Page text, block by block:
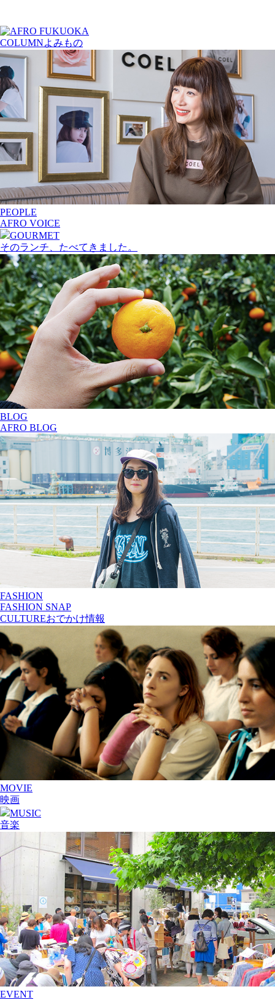
COLUMNよみもの
PEOPLE
AFRO VOICE
GOURMET
そのランチ、たべてきました。
BLOG
AFRO BLOG
FASHION
FASHION SNAP
CULTUREおでかけ情報
MOVIE
映画
MUSIC
音楽
EVENT